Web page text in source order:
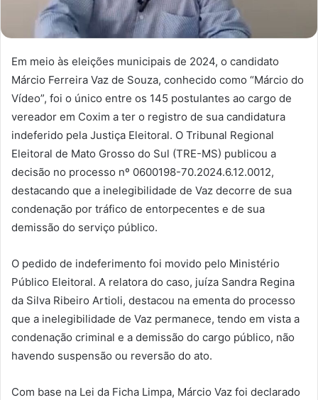
Em meio às eleições municipais de 2024, o candidato
Márcio Ferreira Vaz de Souza, conhecido como “Márcio do
Vídeo”, foi o único entre os 145 postulantes ao cargo de
vereador em Coxim a ter o registro de sua candidatura
indeferido pela Justiça Eleitoral. O Tribunal Regional
Eleitoral de Mato Grosso do Sul (TRE-MS) publicou a
decisão no processo nº 0600198-70.2024.6.12.0012,
destacando que a inelegibilidade de Vaz decorre de sua
condenação por tráfico de entorpecentes e de sua
demissão do serviço público.
O pedido de indeferimento foi movido pelo Ministério
Público Eleitoral. A relatora do caso, juíza Sandra Regina
da Silva Ribeiro Artioli, destacou na ementa do processo
que a inelegibilidade de Vaz permanece, tendo em vista a
condenação criminal e a demissão do cargo público, não
havendo suspensão ou reversão do ato.
Com base na Lei da Ficha Limpa, Márcio Vaz foi declarado